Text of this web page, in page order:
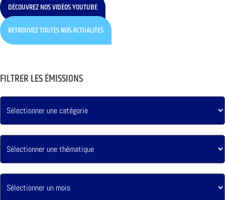
DÉCOUVREZ NOS VIDÉOS YOUTUBE
RETROUVEZ TOUTES NOS ACTUALITÉS
FILTRER LES ÉMISSIONS